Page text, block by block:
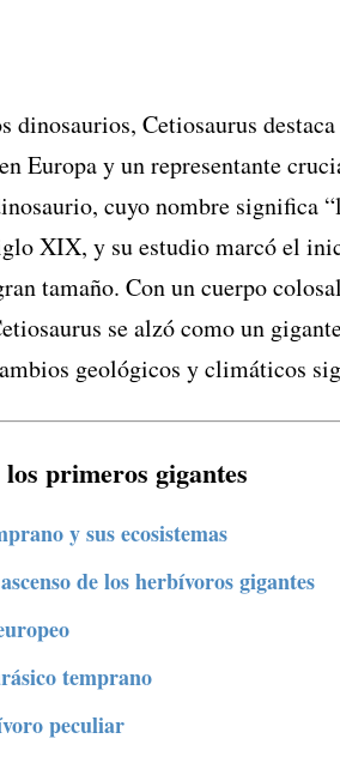
dinosaurios, Cetiosaurus
Europa y un representante
cuyo nombre significa
XIX, y su estudio marcó el
tamaño. Con un cuerpo
se alzó como un
geológicos y climáticos
primeros gigantes
y sus ecosistemas
de los herbívoros gigantes
temprano
peculiar